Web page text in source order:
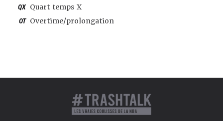
QX Quart temps X
OT Overtime/prolongation